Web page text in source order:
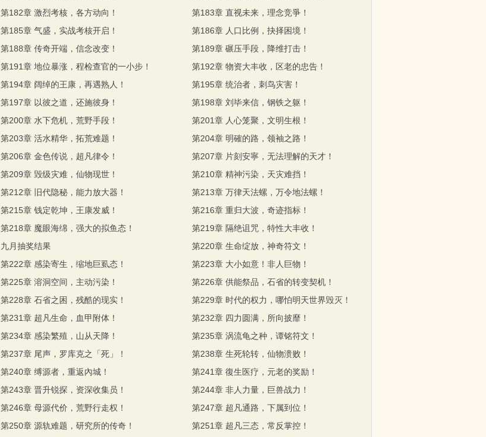
第183章 直视未来，理念竞爭！
第182章 激烈考核，各方动向！
第186章 人口比例，抉择困境！
第185章 气盛，实战考核开启！
第189章 碾压手段，降维打击！
第188章 传奇开端，信念改变！
第192章 物资大丰收，区老的忠告！
第191章 地位暴涨，程检查官的一小步！
第195章 统治者，刺鸟灾害！
第194章 阔绰的王康，再遇熟人！
第198章 刘毕来信，钢铁之躯！
第197章 以彼之道，还施彼身！
第201章 人心笼聚，文明生根！
第200章 水下危机，荒野手段！
第204章 明確的路，领袖之路！
第203章 活水精华，拓荒难题！
第207章 片刻安寧，无法理解的天才！
第206章 金色传说，超凡律令！
第210章 精神污染，天灾难挡！
第209章 毁级灾难，仙物现世！
第213章 万律天法螺，万令地法螺！
第212章 旧代隐秘，能力放大器！
第216章 重归大波，奇迹指标！
第215章 钱定乾坤，王康发威！
第219章 隔绝诅咒，特性大丰收！
第218章 魔眼海绵，强大的拟鱼态！
第220章 生命绽放，神奇符文！
九月抽奖结果
第223章 大小如意！非人巨物！
第222章 感染寄生，缩地巨虱态！
第226章 供能祭品，石省的转变契机！
第225章 溶洞空间，主动污染！
第229章 时代的权力，哪怕明天世界毁灭！
第228章 石省之困，残酷的现实！
第232章 四力圆满，所向披靡！
第231章 超凡生命，血甲附体！
第235章 涡流龟之种，谭铭符文！
第234章 感染繁殖，山从天降！
第238章 生死轮转，仙物溃败！
第237章 尾声，罗库克之「死」！
第241章 復生医疗，元老的奖励！
第240章 缚源者，重返內城！
第244章 非人力量，巨兽战力！
第243章 晋升锐探，资深收集员！
第247章 超凡通路，下属到位！
第246章 母源代价，荒野行走权！
第251章 超凡三态，常反掌控！
第250章 源轨难题，研究所的传奇！